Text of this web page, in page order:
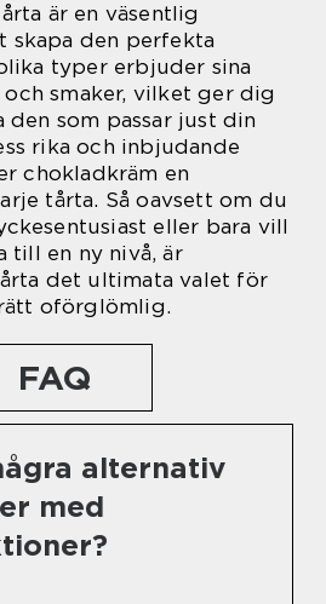
är en väsentlig
skapa den perfekta
typer erbjuder sina
smaker, vilket ger dig
som passar just din
rika och inbjudande
chokladkräm en
tårta. Så oavsett om du
eller bara vill
till en ny nivå, är
det ultimata valet för
oförglömlig.
FAQ
alternativ
med